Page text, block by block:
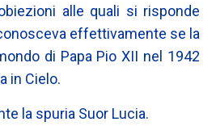
alle quali si risponde
effettivamente se la
di Papa Pio XII nel 1942
in Cielo.
la spuria Suor Lucia.